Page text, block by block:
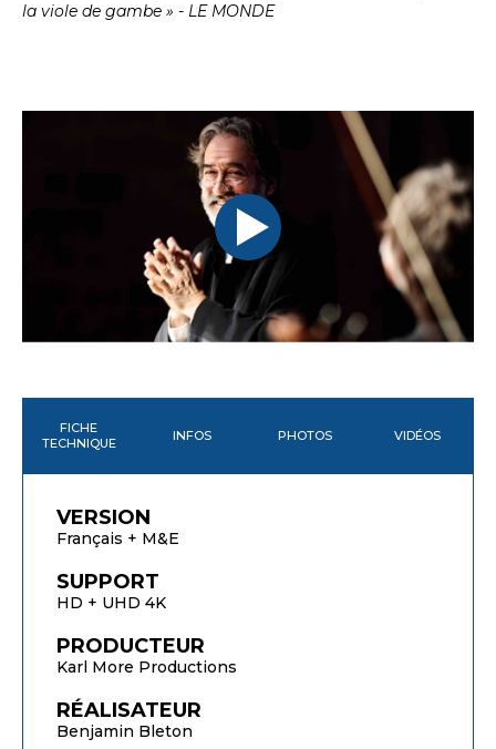
la viole de gambe » - LE MONDE
FICHE
TECHNIQUE
INFOS PHOTOS VIDÉOS
VERSION
Français + M&E
SUPPORT
HD + UHD 4K
PRODUCTEUR
Karl More Productions
RÉALISATEUR
Benjamin Bleton